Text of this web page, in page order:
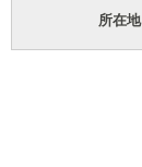
所在地